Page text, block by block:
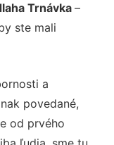
Trnávka –
ste mali
a
povedané,
od prvého